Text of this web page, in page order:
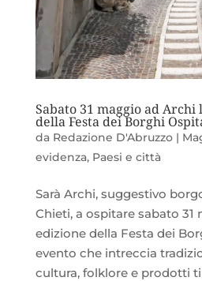
Sabato 31 maggio ad
della Festa dei Borghi
da Redazione D'Abruzzo|
evidenza, Paesi e città
Sarà Archi, suggestivo
Chieti, a ospitare sabato 31
edizione della Festa dei
evento che intreccia
cultura, folklore e prodotti